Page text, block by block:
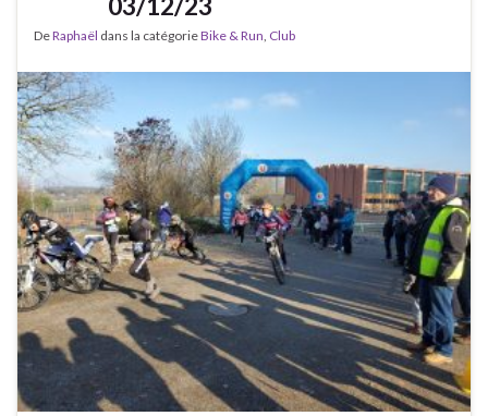
DeRaphaël dans la catégorieBike & Run, Club